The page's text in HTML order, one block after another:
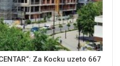
Za Kocku uzeto 667